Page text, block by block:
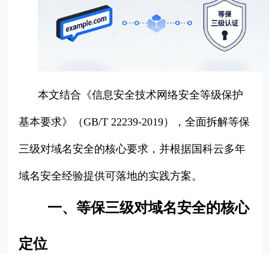
本文结合《信息安全技术网络安全等级保护
基本要求》（GB/T 22239-2019），全面拆解等保
三级对域名安全的核心要求，并根据国科云多年
域名安全经验提供可落地的实践方案。
一、等保三级对域名安全的核心
定位